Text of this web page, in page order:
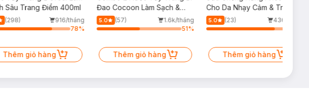
Sâu Trang Điểm 400ml
(298)
916/tháng
78%
Thêm giỏ hàng
Đao Cocoon Làm Sạch &
Giảm Dầu 500ml
5.0 (57)
1.6k/tháng
51%
Thêm giỏ hàng
Cho Da Nhạy Cảm & Trẻ Em
60ml (Mới)
5.0 (23)
436/tháng
Thêm giỏ hàng